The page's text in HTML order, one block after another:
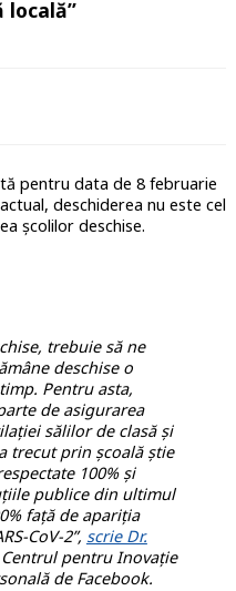
pentru data de 8 februarie
deschiderea nu este cel
școlilor deschise.
trebuie să ne
deschise o
Pentru asta,
de asigurarea
sălilor de clasă și
trecut prin școală știe
100% și
publice din ultimul
față de apariția
CoV-2”, scrie Dr.
pentru Inovație
de Facebook.